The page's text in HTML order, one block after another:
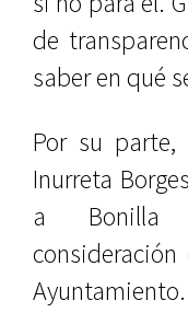
de
saber en qué
Por su parte,
Inurreta
a Bonilla
Ayuntamiento.